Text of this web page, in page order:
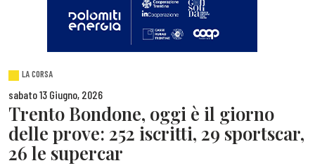
LA CORSA
sabato 13 Giugno, 2026
Trento Bondone, oggi è il giorno
delle prove: 252 iscritti, 29 sportscar,
26 le supercar